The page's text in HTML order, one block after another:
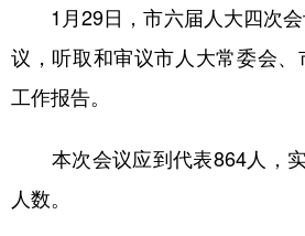
1月29日，市六届人大四次会
议，听取和审议市人大常委会
工作报告。
本次会议应到代表864人，实
人数。